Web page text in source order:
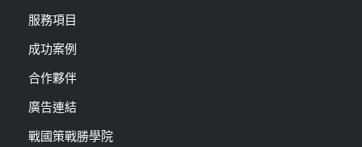
服務項目
成功案例
合作夥伴
廣告連結
戰國策戰勝學院